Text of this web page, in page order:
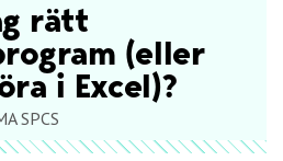
rätt
(eller
i Excel)?
SPCS